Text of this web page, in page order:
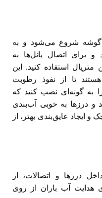
گوشه شروع می‌شود و به
برای اتصال پانل‌ها به
استفاده کنید. این
تا از نفوذ رطوبت
به گونه‌ای نصب کنید که
و درزها به خوبی آب‌بندی
ایجاد عایق‌بندی بهتر، از
درزها و اتصالات، از
هدایت آب باران از روی